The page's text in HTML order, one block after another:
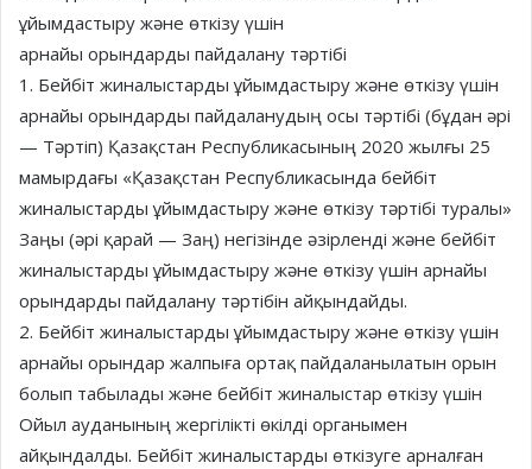
ұйымдастыру және өткізу үшін
арнайы орындарды пайдалану тәртібі
1. Бейбіт жиналыстарды ұйымдастыру және өткізу үшін
арнайы орындарды пайдаланудың осы тәртібі (бұдан әрі
— Тәртіп) Қазақстан Республикасының 2020 жылғы 25
мамырдағы «Қазақстан Республикасында бейбіт
жиналыстарды ұйымдастыру және өткізу тәртібі туралы»
Заңы (әрі қарай — Заң) негізінде әзірленді және бейбіт
жиналыстарды ұйымдастыру және өткізу үшін арнайы
орындарды пайдалану тәртібін айқындайды.
2. Бейбіт жиналыстарды ұйымдастыру және өткізу үшін
арнайы орындар жалпыға ортақ пайдаланылатын орын
болып табылады және бейбіт жиналыстар өткізу үшін
Ойыл ауданының жергілікті өкілді органымен
айқындалды. Бейбіт жиналыстарды өткізуге арналған